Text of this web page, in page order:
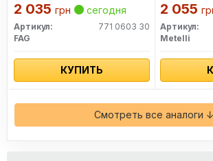
2 035 грн сегодня
Артикул:
771 0603 30
FAG
КУПИТЬ
2 055
Артикул:
Metelli
Смотреть все аналоги ↓